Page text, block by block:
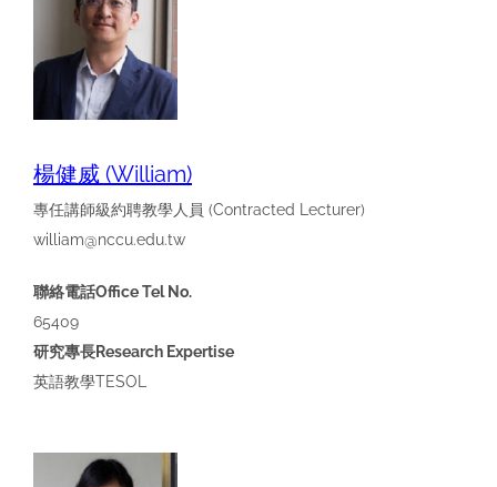
楊健威 (William)
專任講師級約聘教學人員 (Contracted Lecturer)
william@nccu.edu.tw
聯絡電話Office Tel No.
65409
研究專長Research Expertise
英語教學TESOL